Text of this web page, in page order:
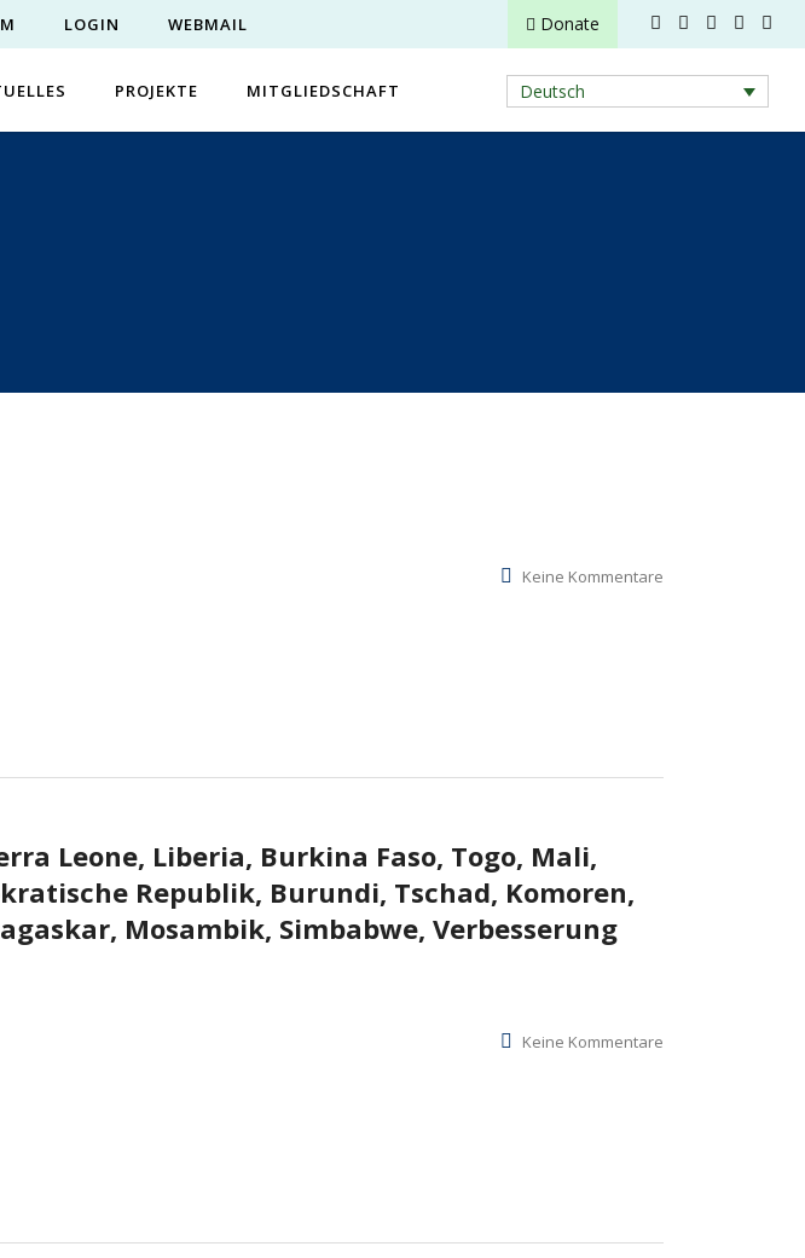
LOGIN WEBMAIL Donate
PROJEKTE MITGLIEDSCHAFT Deutsch
Keine Kommentare
Leone, Liberia, Burkina Faso, Togo, Mali,
Republik, Burundi, Tschad, Komoren,
Mosambik, Simbabwe, Verbesserung
Keine Kommentare